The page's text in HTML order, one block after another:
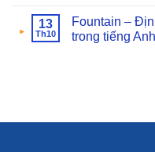
13
Th10
Fountain –
trong tiếng Anh